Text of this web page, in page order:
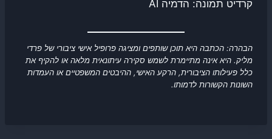
קרדיט תמונה: הדמיה AI
הבהרה: הכתבה היא תוכן שותפים ומציגה פרופיל אישי ציבורי של פרדי
מליק. היא אינה מתיימרת לשמש סקירה עיתונאית מלאה או להקיף את
כלל פעילותו הציבורית, הרקע האישי, ההיבטים המשפטיים או העמדות
השונות הקשורות לדמותו.